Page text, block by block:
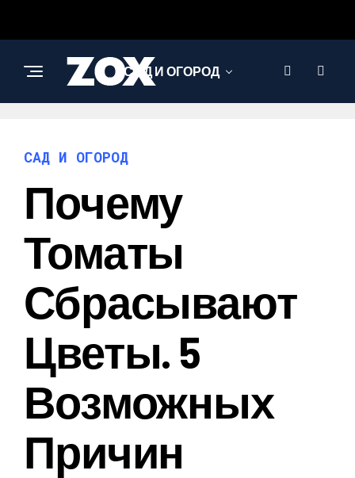
САД И ОГОРОД
САД И ОГОРОД
Почему
Томаты
Сбрасывают
Цветы. 5
Возможных
Причин